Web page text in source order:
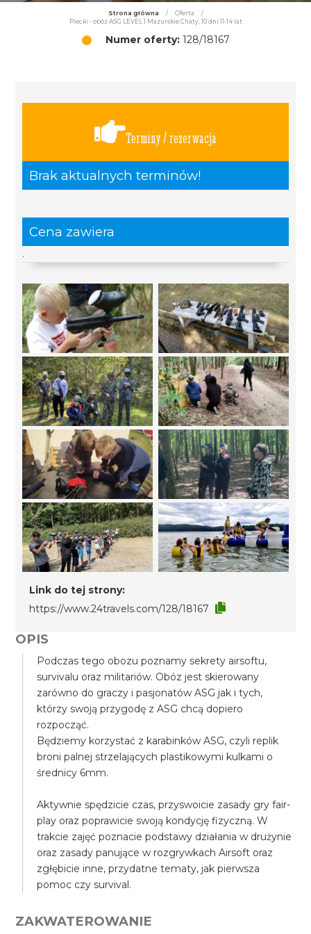
Strona główna / Oferta
/
Piecki - obóz ASG LEVEL 1 Mazurskie Chaty, 10 dni 11-14 lat
Numer oferty:128/18167
Terminy / rezerwacja
Brak aktualnych terminów!
Cena zawiera
.
Link do tej strony:
https://www.24travels.com/128/18167
OPIS
Podczas tego obozu poznamy sekrety airsoftu,
survivalu oraz militariów. Obóz jest skierowany
zarówno do graczy i pasjonatów ASG jak i tych,
którzy swoją przygodę z ASG chcą dopiero
rozpocząć.
Będziemy korzystać z karabinków ASG, czyli replik
broni palnej strzelających plastikowymi kulkami o
średnicy 6mm.
Aktywnie spędzicie czas, przyswoicie zasady gry fair-
play oraz poprawicie swoją kondycję fizyczną. W
trakcie zajęć poznacie podstawy działania w drużynie
oraz zasady panujące w rozgrywkach Airsoft oraz
zgłębicie inne, przydatne tematy, jak pierwsza
pomoc czy survival.
ZAKWATEROWANIE